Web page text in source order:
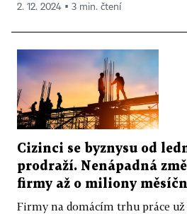
2. 12. 2024 ▪ 3 min. čtení
Cizinci se byznysu od
prodraží. Nenápadná
firmy až o miliony
Firmy na domácím trhu práce